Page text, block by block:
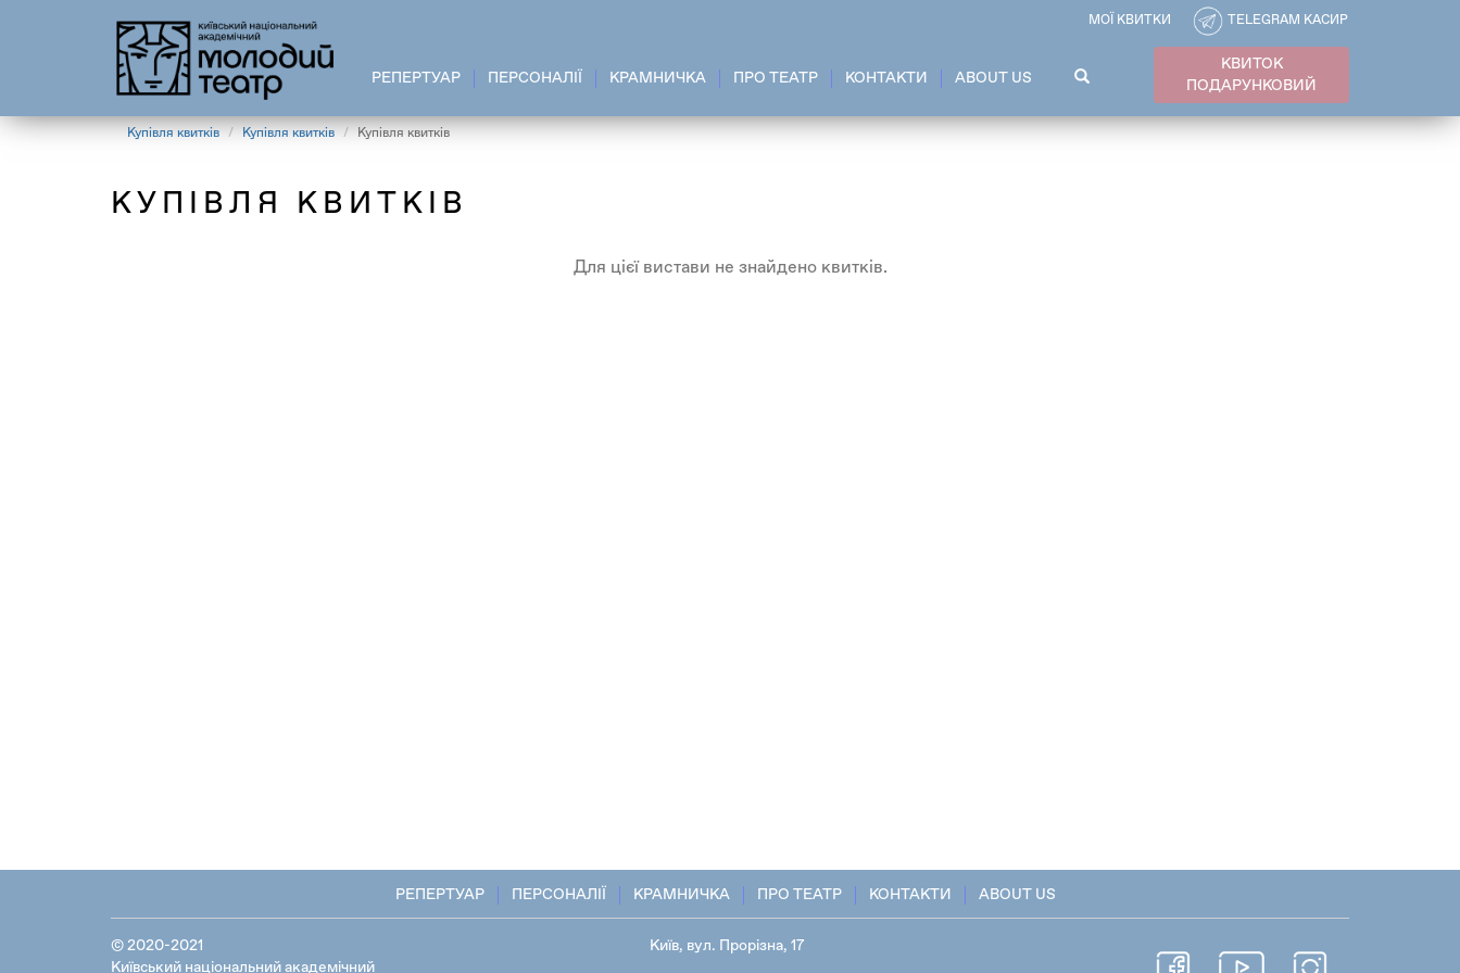
РЕПЕРТУАР ПЕРСОНАЛІЇ КРАМНИЧКА ПРО ТЕАТР КОНТАКТИ ABOUT US
ПОШУКОВА
ФОРМА
КВИТОК
ПОДАРУНКОВИЙ
МОЇ КВИТКИ TELEGRAM КАСИР
Купівля квитків Купівля квитків Купівля квитків
КУПІВЛЯ КВИТКІВ
Для цієї вистави не знайдено квитків.
РЕПЕРТУАР ПЕРСОНАЛІЇ КРАМНИЧКА ПРО ТЕАТР КОНТАКТИ ABOUT US
© 2020-2021
Київський національний академічний
Київ, вул. Прорізна, 17